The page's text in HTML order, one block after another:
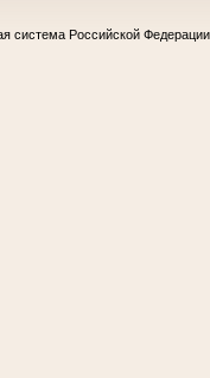
система Российской